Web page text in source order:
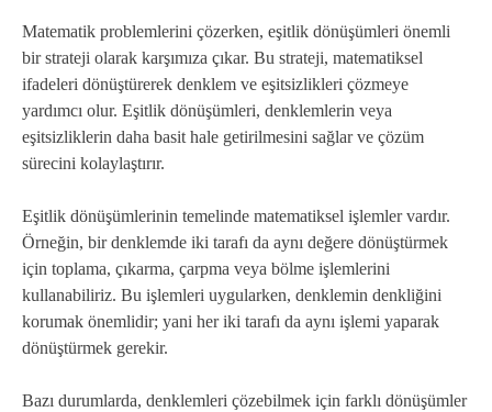
Matematik problemlerini çözerken, eşitlik dönüşümleri önemli
bir strateji olarak karşımıza çıkar. Bu strateji, matematiksel
ifadeleri dönüştürerek denklem ve eşitsizlikleri çözmeye
yardımcı olur. Eşitlik dönüşümleri, denklemlerin veya
eşitsizliklerin daha basit hale getirilmesini sağlar ve çözüm
sürecini kolaylaştırır.
Eşitlik dönüşümlerinin temelinde matematiksel işlemler vardır.
Örneğin, bir denklemde iki tarafı da aynı değere dönüştürmek
için toplama, çıkarma, çarpma veya bölme işlemlerini
kullanabiliriz. Bu işlemleri uygularken, denklemin denkliğini
korumak önemlidir; yani her iki tarafı da aynı işlemi yaparak
dönüştürmek gerekir.
Bazı durumlarda, denklemleri çözebilmek için farklı dönüşümler